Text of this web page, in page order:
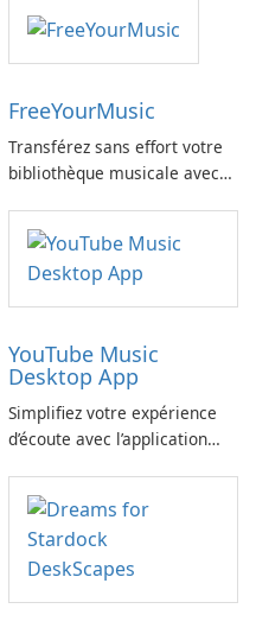
FreeYourMusic
Transférez sans effort votre
bibliothèque musicale avec
YouTube Music
Desktop App
Simplifiez votre expérience
d’écoute avec l’application